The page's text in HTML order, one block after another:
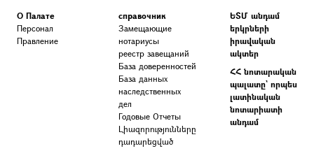
О Палате
Персонал
Правление
справочник
Замещающие
нотариусы
реестр завещаний
База доверенностей
База данных
наследственных
дел
Годовые Отчеты
Լիազորությունները
դադարեցված
ԵՏՄ անդամ
երկրների
իրավական
ակտեր
ՀՀ նոտարական
պալատը` որպես
լատինական
նոտարիատի
անդամ